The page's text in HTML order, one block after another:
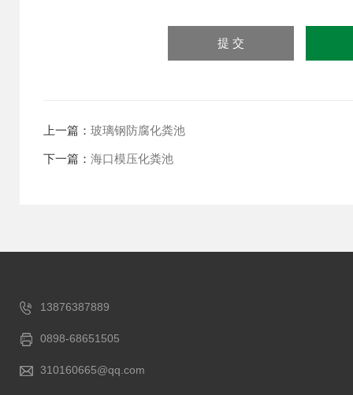
上一篇： 玻璃钢防腐化粪池
下一篇： 海口模压化粪池
13876387889
0898-68651505
310160665@qq.com